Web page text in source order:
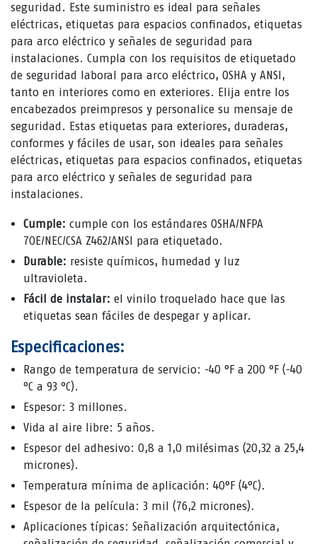
seguridad. Este suministro es ideal para señales
eléctricas, etiquetas para espacios confinados, etiquetas
para arco eléctrico y señales de seguridad para
instalaciones. Cumpla con los requisitos de etiquetado
de seguridad laboral para arco eléctrico, OSHA y ANSI,
tanto en interiores como en exteriores. Elija entre los
encabezados preimpresos y personalice su mensaje de
seguridad. Estas etiquetas para exteriores, duraderas,
conformes y fáciles de usar, son ideales para señales
eléctricas, etiquetas para espacios confinados, etiquetas
para arco eléctrico y señales de seguridad para
instalaciones.
Cumple: cumple con los estándares OSHA/NFPA
70E/NEC/CSA Z462/ANSI para etiquetado.
Durable: resiste químicos, humedad y luz
ultravioleta.
Fácil de instalar: el vinilo troquelado hace que las
etiquetas sean fáciles de despegar y aplicar.
Especificaciones:
Rango de temperatura de servicio: -40 °F a 200 °F (-40
°C a 93 °C).
Espesor: 3 millones.
Vida al aire libre: 5 años.
Espesor del adhesivo: 0,8 a 1,0 milésimas (20,32 a 25,4
micrones).
Temperatura mínima de aplicación: 40°F (4°C).
Espesor de la película: 3 mil (76,2 micrones).
Aplicaciones típicas: Señalización arquitectónica,